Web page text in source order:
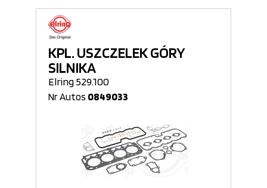
KPL. USZCZELEK GÓRY
SILNIKA
Elring 529.100
Nr Autos 0849033